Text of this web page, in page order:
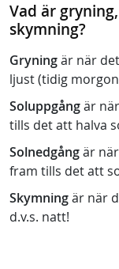
Vad är
skymning?
Gryningär när
ljust (tidig
Soluppgångär
tills det att halva
Solnedgångär
fram tills det att
Skymningär när
d.v.s. natt!